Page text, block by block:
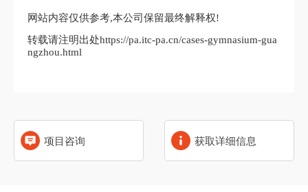
网站内容仅供参考,本公司保留最终解释权!
转载请注明出处https://pa.itc-pa.cn/cases-gymnasium-gua
ngzhou.html
项目咨询 获取详细信息